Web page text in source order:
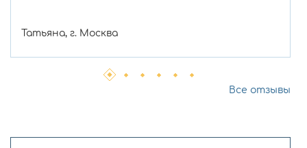
Татьяна, г. Москва
Все отзывы